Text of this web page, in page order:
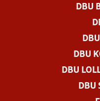
DBU
DBU
DBU
DBU